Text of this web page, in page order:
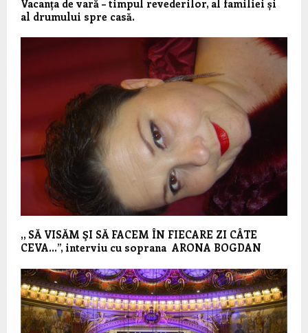
Vacanța de vară – timpul revederilor, al familiei și
al drumului spre casă.
,, SĂ VISĂM ŞI SĂ FACEM ÎN FIECARE ZI CÂTE
CEVA…”, interviu cu soprana ARONA BOGDAN